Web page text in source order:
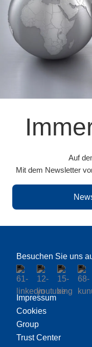
Auf
Mit dem Newsletter
Besuchen Sie uns
Impressum
Cookies
Group
Trust Center